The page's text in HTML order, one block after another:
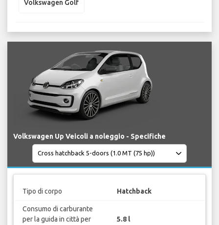
Volkswagen Golf
Volkswagen Up Veicoli a noleggio - Specifiche
Tipo di corpo Hatchback
Consumo di carburante
per la guida in città per
5.8 l